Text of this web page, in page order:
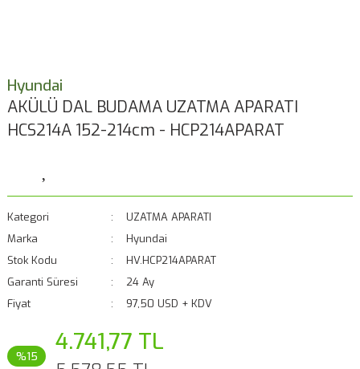
Hyundai
AKÜLÜ DAL BUDAMA UZATMA APARATI
HCS214A 152-214cm - HCP214APARAT
Kategori
UZATMA APARATI
Marka
Hyundai
Stok Kodu
HV.HCP214APARAT
Garanti Süresi
24 Ay
Fiyat
97,50 USD + KDV
%15 4.741,77 TL